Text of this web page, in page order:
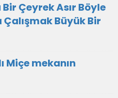
Bir Çeyrek Asır Böyle
Büyük Bir
Miçe mekanın